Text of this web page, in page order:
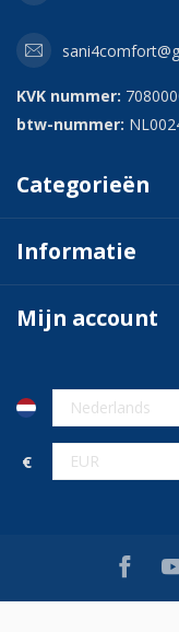
KVK nummer:
btw-nummer:
Categorieën
Informatie
Mijn account
€